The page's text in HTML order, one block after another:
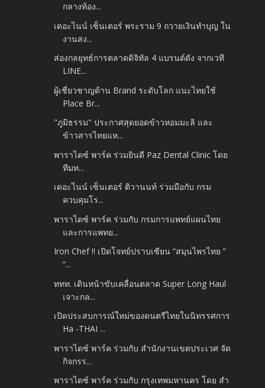
กลางท้อง...
เดอะไนน์ เซ็นเตอร์ พระราม 9 ถวายเงินทำบุญ ใน
งานสง...
ส่องกลยุทธ์การตลาดดิจิทัล 4 แบรนด์ดัง จากเวที
LINE...
ผู้เชี่ยวชาญด้าน Brand ระดับโลก แนะไทยใช้
Place Br...
"ภูมิธรรม" ประกาศสุดยอดข้าวหอมมะลิ และ
ข้าวสารไทยแห...
พาราไดซ์ พาร์ค ร่วมยินดี Paz Dental Clinic โดย
ทีมท...
เดอะไนน์ เซ็นเตอร์ ติวานนท์ ร่วมมือกับ กรม
ควบคุมโร...
พาราไดซ์ พาร์ค ร่วมกับ กรมการแพทย์แผนไทย
และการแพทย...
Iron Chef !! เปิดโจทย์ปราบเซียน “สมุนไพรไทย ”
“...
ททท. เดินหน้าขับเคลื่อนตลาด Super Long Haul
เจาะกล...
เปิดประสบการณ์ใหม่ของดนตรีไทยในนิทรรศการ
Ha -THAI ...
พาราไดซ์ พาร์ค ร่วมกับ สำนักงานเขตประเวศ จัด
กิจกรร...
พาราไดซ์ พาร์ค ร่วมกับ กรุงเทพมหานคร โดย สำ